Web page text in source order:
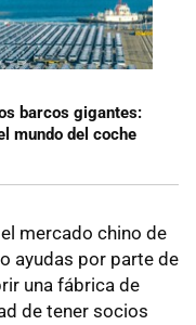
barcos gigantes:
mundo del coche
mercado chino de
ayudas por parte de
una fábrica de
de tener socios